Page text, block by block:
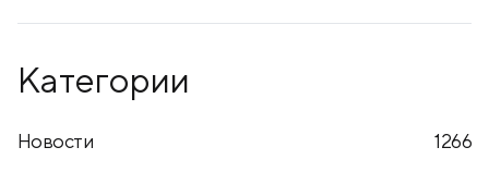
Категории
Новости 1266